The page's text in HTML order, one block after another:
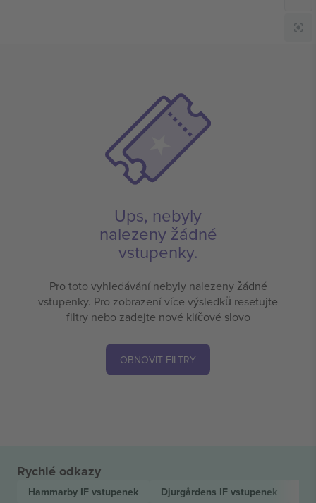
Ups, nebyly
nalezeny žádné
vstupenky.
Pro toto vyhledávání nebyly nalezeny žádné
vstupenky. Pro zobrazení více výsledků resetujte
filtry nebo zadejte nové klíčové slovo
OBNOVIT FILTRY
Rychlé odkazy
Hammarby IF vstupenek Djurgårdens IF vstupenek